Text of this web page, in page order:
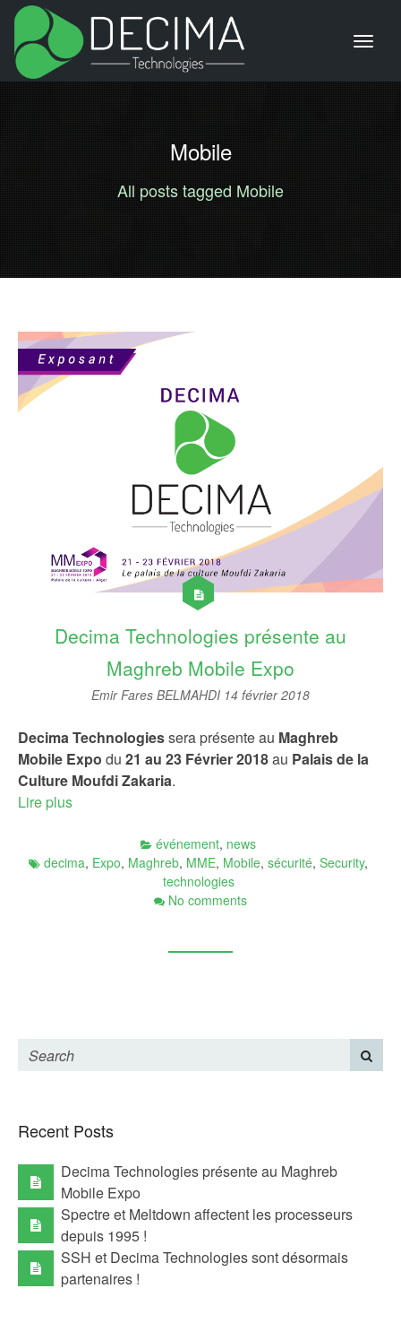
Mobile
All posts tagged Mobile
Decima Technologies présente au
Maghreb Mobile Expo
Emir Fares BELMAHDI 14 février 2018
Decima Technologiessera présente au Maghreb
Mobile Expo du 21 au 23 Février 2018au Palais de la
Culture Moufdi Zakaria.
Lire plus
événement, news
decima, Expo, Maghreb, MME, Mobile, sécurité, Security,
technologies
No comments
Recent Posts
Decima Technologies présente au Maghreb
Mobile Expo
Spectre et Meltdown affectent les processeurs
depuis 1995 !
SSH et Decima Technologies sont désormais
partenaires !